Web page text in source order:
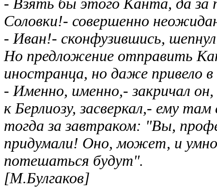
- Взять бы этого Канта, да за
Соловки!- совершенно
- Иван!- сконфузившись,
Но предложение отправить
иностранца, но даже привело в
- Именно, именно,- закричал
к Берлиозу, засверкал,- ему
тогда за завтраком: "Вы,
придумали! Оно, может, и
потешаться будут".
[М.Булгаков]